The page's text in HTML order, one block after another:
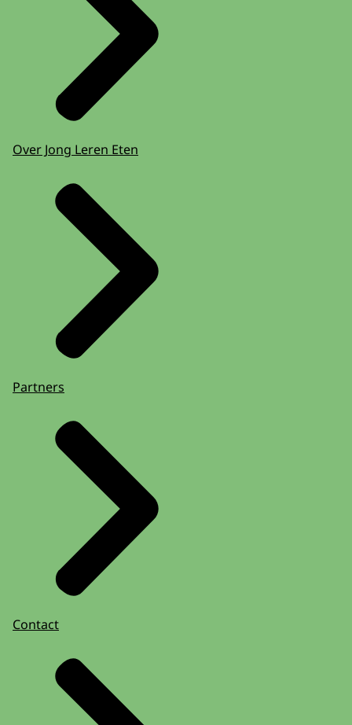
Over Jong Leren Eten
Partners
Contact